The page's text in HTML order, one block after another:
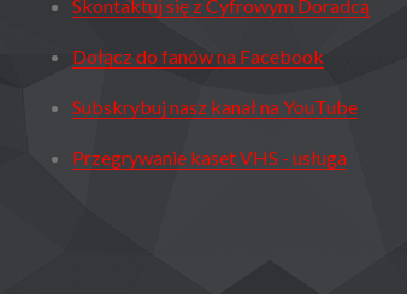
Skontaktuj się z Cyfrowym Doradcą
Dołącz do fanów na Facebook
Subskrybuj nasz kanał na YouTube
Przegrywanie kaset VHS - usługa